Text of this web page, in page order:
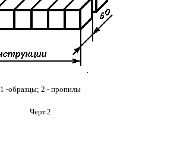
1 -образцы; 2 - пропилы
Черт.2